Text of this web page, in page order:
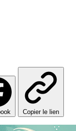
Copier le lien